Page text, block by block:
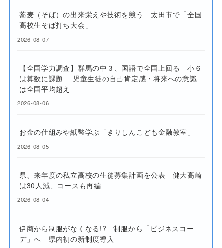
蕎麦（そば）の出来栄えや技術を競う 太田市で「全国
高校生そば打ち大会」
2026-08-07
【全国学力調査】群馬の中３、国語で全国上回る 小６
は算数に課題 児童生徒の自己肯定感・将来への意識
は全国平均超え
2026-08-06
お金の仕組みや紙幣学ぶ「きりしんこども金融教室」
2026-08-05
県、来年度の私立高校の生徒募集計画を公表 健大高崎
は30人減、コースも再編
2026-08-04
伊商から制服がなくなる!? 制服から「ビジネスコー
デ」へ 県内初の新制度導入